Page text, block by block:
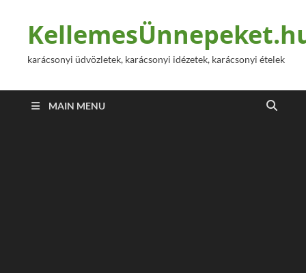
karácsonyi üdvözletek, karácsonyi idézetek, karácsonyi ételek
MAIN MENU